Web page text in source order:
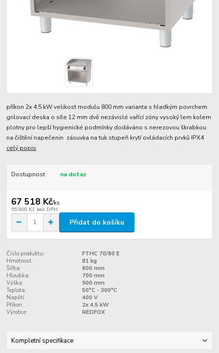
příkon 2x 4,5 kW velikost modulu 800 mm varianta s hladkým povrchem
grilovací deska o síle 12 mm dvě nezávislé vařící zóny vysoký lem kolem
plotny pro lepší hygienické podmínky dodáváno s nerezovou škrabkou
na čištění napečenin zásuvka na tuk stupeň krytí ovládacích prvků IPX4
celý popis
Dostupnost na dotaz
67 518 Kč/ks
55 800 Kč bez DPH
Přidat do košíku
Číslo produktu:
FTHC 70/80 E
Hmotnost:
81 kg
Šířka:
800 mm
Hloubka:
700 mm
Výška:
900 mm
Teplota:
50°C - 300°C
Napětí:
400 V
Příkon:
2x 4,5 kW
Výrobce:
REDFOX
Kompletní specifikace